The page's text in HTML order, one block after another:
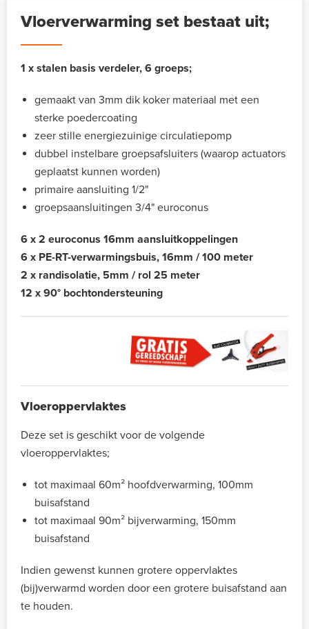
Vloerverwarming set bestaat uit;
1 x stalen basis verdeler, 6 groeps;
gemaakt van 3mm dik koker materiaal met een
sterke poedercoating
zeer stille energiezuinige circulatiepomp
dubbel instelbare groepsafsluiters (waarop actuators
geplaatst kunnen worden)
primaire aansluiting 1/2"
groepsaansluitingen 3/4" euroconus
6 x 2 euroconus 16mm aansluitkoppelingen
6 x PE-RT-verwarmingsbuis, 16mm / 100 meter
2 x randisolatie, 5mm / rol 25 meter
12 x 90° bochtondersteuning
Vloeroppervlaktes
Deze set is geschikt voor de volgende
vloeroppervlaktes;
tot maximaal 60m² hoofdverwarming, 100mm
buisafstand
tot maximaal 90m² bijverwarming, 150mm
buisafstand
Indien gewenst kunnen grotere oppervlaktes
(bij)verwarmd worden door een grotere buisafstand aan
te houden.